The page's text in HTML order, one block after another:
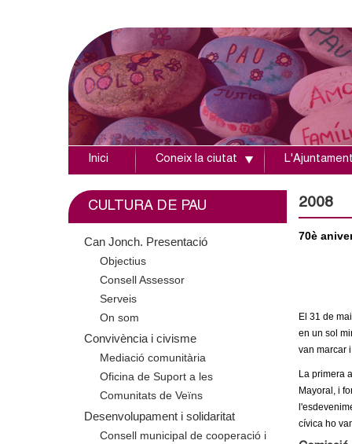
j
Inici Coneix la ciutat
2008
70è
El 31 de
en un sol
van marcar
La primera
Mayoral, i
cívica ho
CULTURA DE PAU
Can Jonch. Presentació
Objectius
Consell Assessor
Serveis
On som
Convivència i civisme
Mediació comunitària
Oficina de Suport a les
Comunitats de Veïns
Desenvolupament i solidaritat
Consell municipal de cooperació i